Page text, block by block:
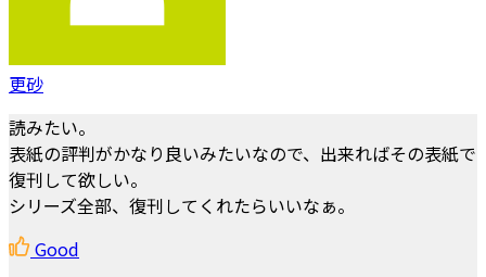
更砂
読みたい。
表紙の評判がかなり良いみたいなので、出来ればその表紙で
復刊して欲しい。
シリーズ全部、復刊してくれたらいいなぁ。
Good